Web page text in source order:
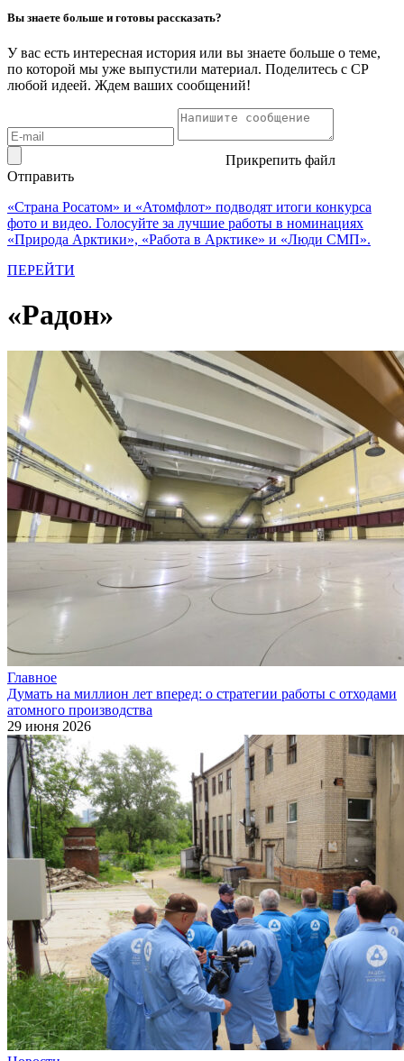
Вы знаете больше и готовы рассказать?
У вас есть интересная история или вы знаете больше о теме,
по которой мы уже выпустили материал. Поделитесь с СР
любой идеей. Ждем ваших сообщений!
Прикрепить файл
Отправить
«Страна Росатом» и «Атомфлот» подводят итоги конкурса
фото и видео. Голосуйте за лучшие работы в номинациях
«Природа Арктики», «Работа в Арктике» и «Люди СМП».
ПЕРЕЙТИ
«Радон»
Главное
Думать на миллион лет вперед: о стратегии работы с отходами
атомного производства
29 июня 2026